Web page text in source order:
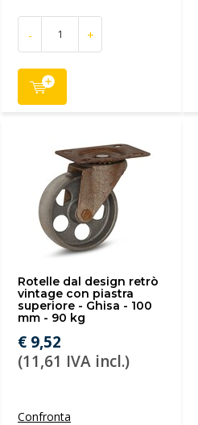
- +
Rotelle dal design retrò
vintage con piastra
superiore - Ghisa - 100
mm - 90 kg
€ 9,52
(11,61 IVA incl.)
Confronta